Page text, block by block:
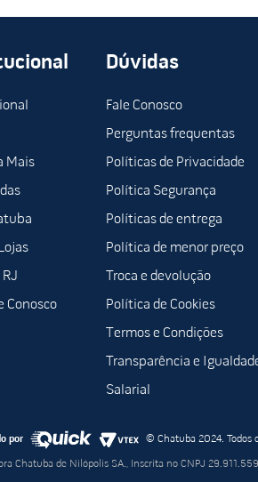
Mais
Conosco
Dúvidas
Fale Conosco
Perguntas frequentas
Políticas de Privacidade
Política Segurança
Políticas de entrega
Política de menor preço
Troca e devolução
Política de Cookies
Termos e Condições
Transparência e
Salarial
por © Chatuba 2024. Todos
Chatuba de Nilópolis SA., Inscrita no CNPJ